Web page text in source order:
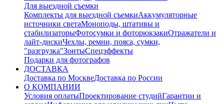
Для выездной съемки
Комплекты для выездной съемкиАккумуляторные
источники светаМоноподы, штативы и
стабилизаторыФотосумки и фоторюкзакиОтражатели и
лайт-дискиЧехлы, ремни, пояса, сумки,
"разгрузка"ЗонтыСпецэффекты
Подарки для фотографов
ДОСТАВКА
Доставка по МосквеДоставка по России
О КОМПАНИИ
Условия оплатыПроектирование студийГарантии и